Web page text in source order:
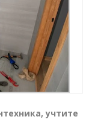
учтите